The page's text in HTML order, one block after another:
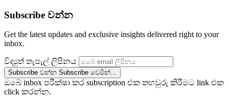
Subscribe වන්න
Get the latest updates and exclusive insights delivered right to your
inbox.
විද්‍යුත් තැපැල් ලිපිනය
Subscribe වන්න Subscribe වෙමින්...
ඔබේ inbox පරීක්ෂා කර subscription එක තහවුරු කිරීමට link එක
click කරන්න.